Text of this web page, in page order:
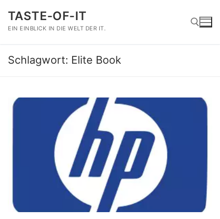
Inhalt
springen
TASTE-OF-IT
EIN EINBLICK IN DIE WELT DER IT.
Suchen nach:
Schlagwort: Elite Book